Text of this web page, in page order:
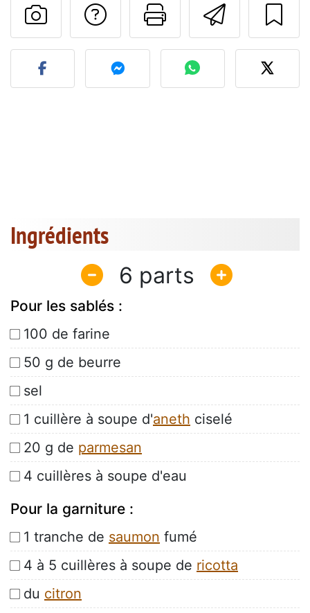
Imprimer
Poser une
Publier votre photo de
Ingrédients
6
Pour les sablés :
100 de farine
50 g de beurre
sel
1 cuillère à soupe d'aneth ciselé
20 g de parmesan
4 cuillères à soupe d'eau
Pour la garniture :
1 tranche de saumon fumé
4 à 5 cuillères à soupe de ricotta
du citron